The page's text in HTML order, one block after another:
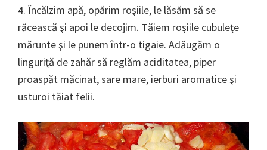
4. Încălzim apă, opărim roşiile, le lăsăm să se
răcească şi apoi le decojim. Tăiem roşiile cubuleţe
mărunte şi le punem într-o tigaie. Adăugăm o
linguriţă de zahăr să reglăm aciditatea, piper
proaspăt măcinat, sare mare, ierburi aromatice şi
usturoi tăiat felii.